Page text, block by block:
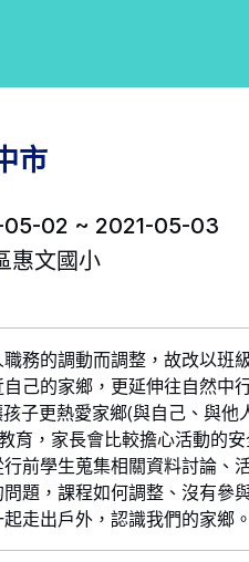
市
05-02 ~ 2021-05-03
惠文國小
務的調動而調整，故改以
己的家鄉，更延伸往自然中
子更熱愛家鄉(與自己、與他
育，家長會比較擔心活動的
前學生蒐集相關資料討論、
題，課程如何調整、沒有參
走出戶外，認識我們的家鄉。